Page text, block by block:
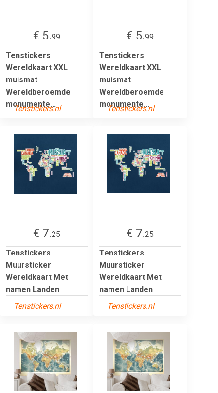
€ 5.99
Tenstickers
Wereldkaart XXL
muismat
Wereldberoemde
monumente...
Tenstickers.nl
€ 5.99
Tenstickers
Wereldkaart XXL
muismat
Wereldberoemde
monumente...
Tenstickers.nl
€ 7.25
Tenstickers
Muursticker
Wereldkaart Met
namen Landen
Tenstickers.nl
€ 7.25
Tenstickers
Muursticker
Wereldkaart Met
namen Landen
Tenstickers.nl